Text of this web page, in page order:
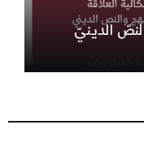
الدينيّ